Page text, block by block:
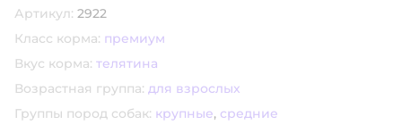
Артикул: 2922
Класс корма: премиум
Вкус корма: телятина
Возрастная группа: для взрослых
Группы пород собак: крупные, средние